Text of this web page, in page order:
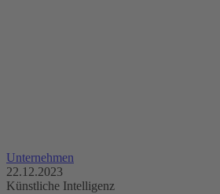
Unternehmen
22.12.2023
Künstliche Intelligenz